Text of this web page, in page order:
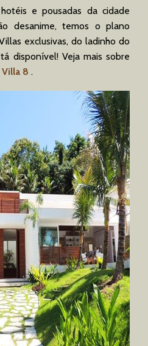
e pousadas da cidade
desanime, temos o plano
exclusivas, do ladinho do
disponível! Veja mais sobre
8 .